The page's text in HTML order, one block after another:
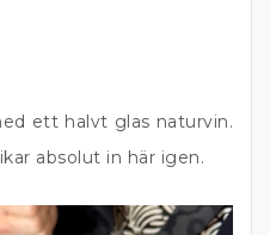
ett halvt glas naturvin.
absolut in här igen.